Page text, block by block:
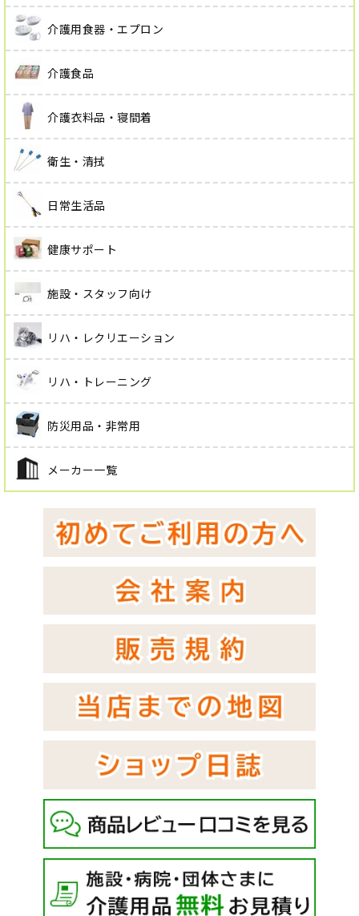
介護用食器・エプロン
介護食品
介護衣料品・寝間着
衛生・清拭
日常生活品
健康サポート
施設・スタッフ向け
リハ・レクリエーション
リハ・トレーニング
防災用品・非常用
メーカー一覧